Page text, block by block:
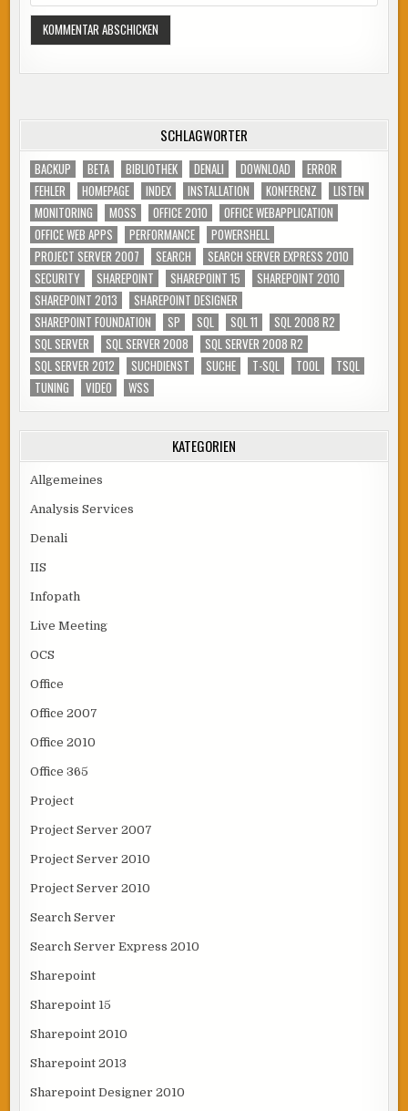
SCHLAGWÖRTER
BACKUP BETA BIBLIOTHEK DENALI DOWNLOAD
ERROR
FEHLER
HOMEPAGE INDEX INSTALLATION KONFERENZ
LISTEN
MONITORING
MOSS OFFICE 2010
OFFICE WEBAPPLICATION
OFFICE WEB APPS
PERFORMANCE
POWERSHELL
PROJECT SERVER 2007
SEARCH
SEARCH SERVER EXPRESS 2010
SECURITY
SHAREPOINT SHAREPOINT 15
SHAREPOINT 2010
SHAREPOINT 2013
SHAREPOINT DESIGNER
SHAREPOINT FOUNDATION
SP SQL SQL 11
SQL 2008 R2
SQL SERVER
SQL SERVER 2008
SQL SERVER 2008 R2
SQL SERVER 2012
SUCHDIENST SUCHE T-SQL TOOL
TSQL
TUNING
VIDEO WSS
KATEGORIEN
Allgemeines
Analysis Services
Denali
IIS
Infopath
Live Meeting
OCS
Office
Office 2007
Office 2010
Office 365
Project
Project Server 2007
Project Server 2010
Project Server 2010
Search Server
Search Server Express 2010
Sharepoint
Sharepoint 15
Sharepoint 2010
Sharepoint 2013
Sharepoint Designer 2010